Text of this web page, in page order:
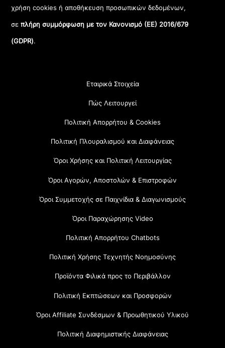
χρήση cookies ή αποθήκευση προσωπικών δεδομένων,
σεπλήρη συμμόρφωση με τον Κανονισμό (ΕΕ) 2016/679
(GDPR).
Εταιρικά Στοιχεία
Πώς Λειτουργεί
Πολιτική Απορρήτου & Cookies
Πολιτική Πλουραλισμού και Διαφάνειας
Όροι Χρήσης και Πολιτική Λειτουργίας
Όροι Αγορών, Αποστολών & Επιστροφών
Όροι Συμμετοχής σε Παιχνίδια & Διαγωνισμούς
Όροι Παραχώρησης Video
Πολιτική Απορρήτου Chatbots
Πολιτική Χρήσης Τεχνητής Νοημοσύνης
Προϊόντα Φιλικά προς το Περιβάλλον
Πολιτική Εκπτώσεων και Προσφορών
Όροι Affiliate Συνδέσμων & Προωθητικού Υλικού
Πολιτική Διαφημιστικής Διαφάνειας